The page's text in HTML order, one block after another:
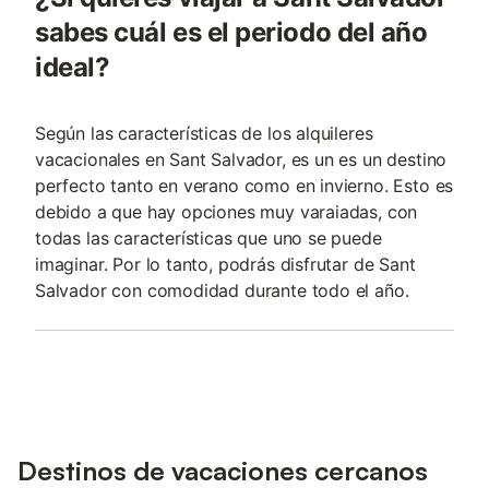
sabes cuál es el periodo del año
ideal?
Según las características de los alquileres
vacacionales en Sant Salvador, es un es un destino
perfecto tanto en verano como en invierno. Esto es
debido a que hay opciones muy varaiadas, con
todas las características que uno se puede
imaginar. Por lo tanto, podrás disfrutar de Sant
Salvador con comodidad durante todo el año.
Destinos de vacaciones cercanos